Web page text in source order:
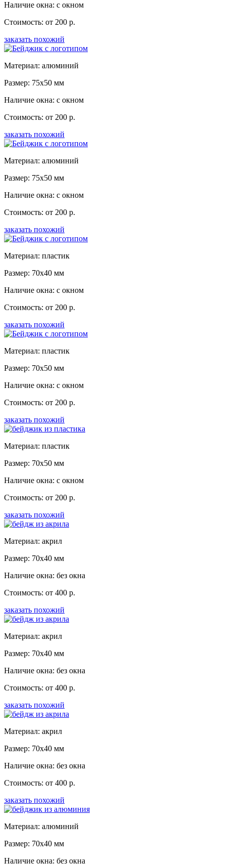
Наличие окна: с окном
Стоимость: от 200 р.
заказать похожий
Материал: алюминий
Размер: 75x50 мм
Наличие окна: с окном
Стоимость: от 200 р.
заказать похожий
Материал: алюминий
Размер: 75x50 мм
Наличие окна: с окном
Стоимость: от 200 р.
заказать похожий
Материал: пластик
Размер: 70x40 мм
Наличие окна: с окном
Стоимость: от 200 р.
заказать похожий
Материал: пластик
Размер: 70x50 мм
Наличие окна: с окном
Стоимость: от 200 р.
заказать похожий
Материал: пластик
Размер: 70x50 мм
Наличие окна: с окном
Стоимость: от 200 р.
заказать похожий
Материал: акрил
Размер: 70x40 мм
Наличие окна: без окна
Стоимость: от 400 р.
заказать похожий
Материал: акрил
Размер: 70x40 мм
Наличие окна: без окна
Стоимость: от 400 р.
заказать похожий
Материал: акрил
Размер: 70x40 мм
Наличие окна: без окна
Стоимость: от 400 р.
заказать похожий
Материал: алюминий
Размер: 70x40 мм
Наличие окна: без окна